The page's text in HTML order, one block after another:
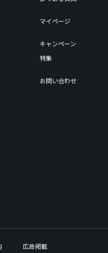
マイページ
キャンペーン
特集
お問い合わせ
広告掲載